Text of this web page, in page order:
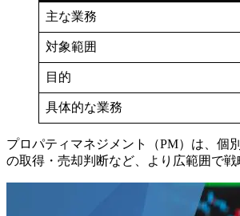
主な業務
対象範囲
目的
具体的な業務
プロパティマネジメント（PM）は、個
の取得・売却判断など、より広範囲で